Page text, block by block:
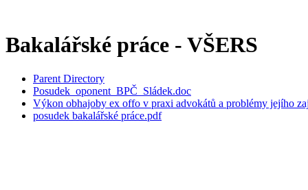
Bakalářské práce - VŠERS
Parent Directory
Posudek_oponent_BPČ_Sládek.doc
Výkon obhajoby ex offo v praxi advokátů a problémy jejího
posudek bakalářské práce.pdf